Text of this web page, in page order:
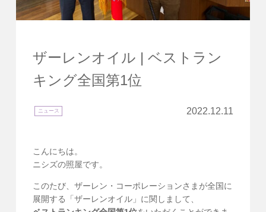
ザーレンオイル | ベストラン
キング全国第1位
ニュース 2022.12.11
こんにちは。
ニシズの照屋です。
このたび、ザーレン・コーポレーションさまが全国に
展開する「ザーレンオイル」に関しまして、